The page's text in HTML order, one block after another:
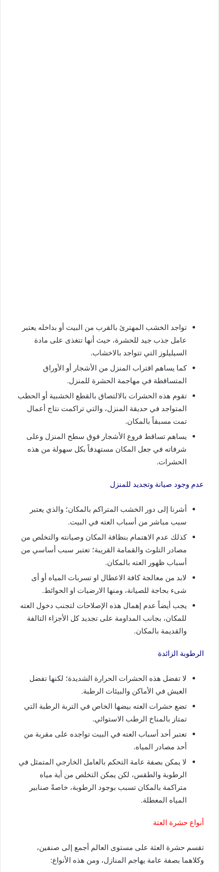
تواجد الخشب المهترئ بالقرب من البيت أو بداخله يعتبر
عامل جذب جيد للحشرة، حيث أنها تتغذى على مادة
السيليلوز التي تتواجد بالاخشاب.
كما يساهم اقتراب المنزل من الأشجار أو الأوراق
المتساقطة في مهاجمة الحشرة للمنزل.
تقوم هذه الحشرات بالالتصاق بالقطع الخشبية أو الحطب
المتواجد في حديقة المنزل، والتي تراكمت نتاج أعمال
تمت مسبقاً بالمكان.
يساهم تساقط فروع الأشجار فوق سطح المنزل وعلى
شرفاته في جعل المكان مستهدفاً بكل سهولة من هذه
الحشرات.
عدم وجود صيانة وتجديد للمنزل
أشرنا إلى دور الخشب المتراكم بالمكان؛ والذي يعتبر
سبب مباشر من أسباب العته في البيت.
كذلك عدم الاهتمام بنظافة المكان وصيانته والتخلص من
مصادر التلوث والقمامة القريبة؛ تعتبر سبب أساسي من
أسباب ظهور العته بالمكان.
لابد من معالجة كافة الاعطال او تسربات المياه أو أى
شىء بحاجة للصيانة، ومنها الارضيات او الحوائط.
يجب أيضاً عدم إهمال هذه الإصلاحات لتجنب دخول العته
للمكان، بجانب المداومة على تجديد كل الأجزاء التالفة
والقديمة بالمكان.
الرطوبة الزائدة
لا تفضل هذه الحشرات الحرارة الشديدة؛ لكنها تفضل
العيش في الأماكن والبيئات الرطبة.
تضع حشرات العته بيضها الخاص في التربة الرطبة التي
تمتاز بالمناخ الرطب الاستوائي.
تعتبر أحد أسباب العته في البيت تواجده على مقربة من
أحد مصادر المياه.
لا يمكن بصفة عامة التحكم بالعامل الخارجي المتمثل في
الرطوبة والطقس، لكن يمكن التخلص من أية مياه
متراكمة بالمكان تسبب بوجود الرطوبة، خاصةً صنابير
المياه المعطلة.
أنواع حشرة العتة
تقسم حشرة العثة على مستوى العالم أجمع إلى صنفين،
وكلاهما بصفة عامة يهاجم المنازل، ومن هذه الأنواع: